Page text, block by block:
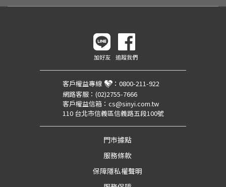
加好友 追蹤我們
客戶權益專線 ： 0800-211-922
網路客服： (02)2755-7666
客戶權益信箱： cs@sinyi.com.tw
110 台北市信義區信義路五段100號
門市據點
服務條款
保障隱私權聲明